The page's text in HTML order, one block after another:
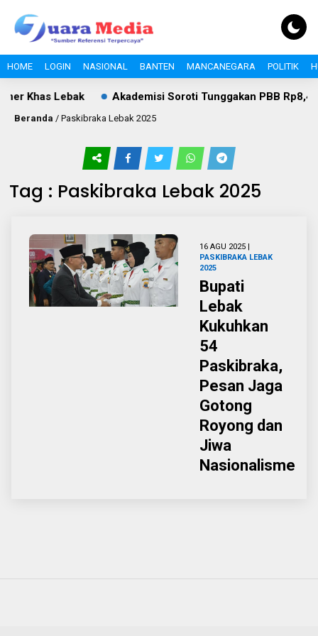
HOME LOGIN NASIONAL BANTEN MANCANEGARA POLITIK
Khas Lebak Akademisi Soroti Tunggakan PBB Rp8,4
Beranda / Paskibraka Lebak 2025
Tag : Paskibraka Lebak 2025
16 AGU 2025 |
PASKIBRAKA LEBAK
2025
Bupati
Lebak
Kukuhkan
54
Paskibraka,
Pesan Jaga
Gotong
Royong dan
Jiwa
Nasionalisme